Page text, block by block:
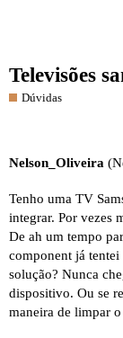
Televisões
Dúvidas
Nelson_Oliveira
Tenho uma TV
integrar. Por vezes
De ah um tempo
component já
solução? Nunca
dispositivo. Ou se
maneira de limpar